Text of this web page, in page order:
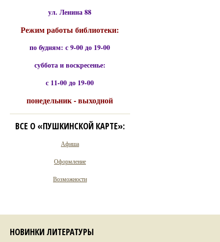
ул. Ленина 88
Режим работы библиотеки:
по будням: с 9-00 до 19-00
суббота и воскресенье:
с 11-00 до 19-00
понедельник - выходной
ВСЕ О «ПУШКИНСКОЙ КАРТЕ»:
Афиша
Оформление
Возможности
НОВИНКИ ЛИТЕРАТУРЫ